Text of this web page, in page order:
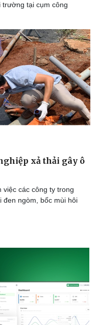
trường tại cụm công
xả thải gây ô
việc các công ty trong
đen ngòm, bốc mùi hôi